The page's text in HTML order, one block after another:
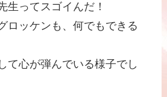
生ってスゴイんだ！
ロッケンも、何でもできる
て心が弾んでいる様子でし